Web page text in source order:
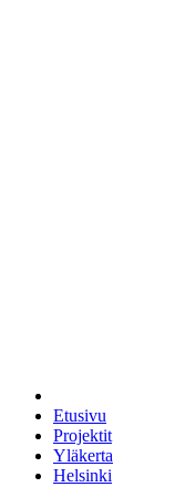
Etusivu
Projektit
Yläkerta
Helsinki